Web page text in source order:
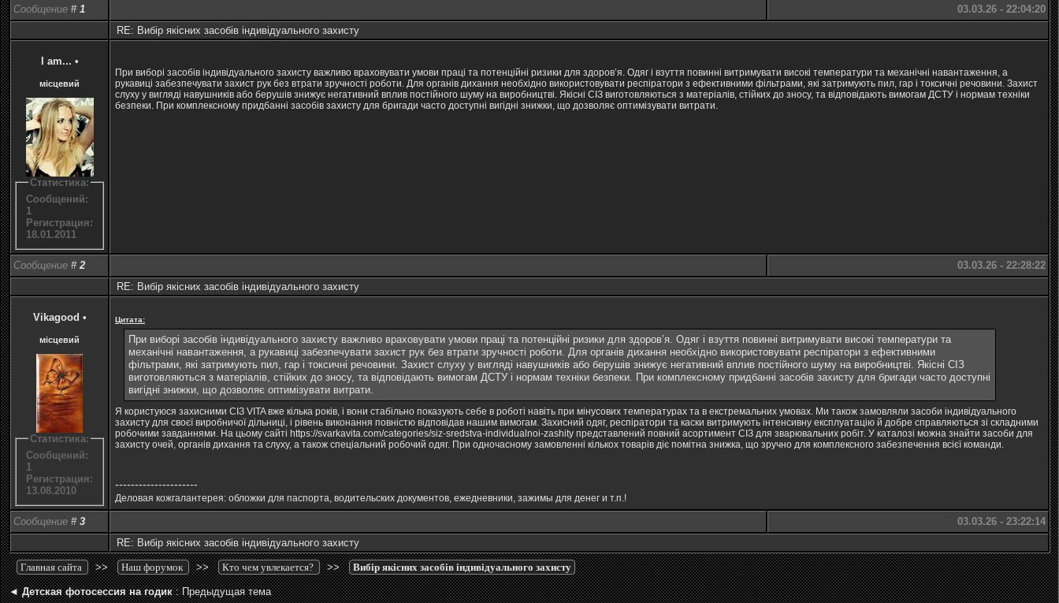
Сообщение # 1
03.03.26 - 22:04:20
RE: Вибір якісних засобів індивідуального захисту
I am... •
місцевий
Статистика:
Сообщений:
1
Регистрация:
18.01.2011
При виборі засобів індивідуального захисту важливо враховувати умови праці та потенційні ризики для здоров’я. Одяг і взуття повинні витримувати високі температури та механічні навантаження, а
рукавиці забезпечувати захист рук без втрати зручності роботи. Для органів дихання необхідно використовувати респіратори з ефективними фільтрами, які затримують пил, гар і токсичні речовини. Захист
слуху у вигляді навушників або берушів знижує негативний вплив постійного шуму на виробництві. Якісні СІЗ виготовляються з матеріалів, стійких до зносу, та відповідають вимогам ДСТУ і нормам техніки
безпеки. При комплексному придбанні засобів захисту для бригади часто доступні вигідні знижки, що дозволяє оптимізувати витрати.
Сообщение # 2
03.03.26 - 22:28:22
RE: Вибір якісних засобів індивідуального захисту
Vikagood •
місцевий
Статистика:
Сообщений:
1
Регистрация:
13.08.2010
Цитата:
При виборі засобів індивідуального захисту важливо враховувати умови праці та потенційні ризики для здоров’я. Одяг і взуття повинні витримувати високі температури та
механічні навантаження, а рукавиці забезпечувати захист рук без втрати зручності роботи. Для органів дихання необхідно використовувати респіратори з ефективними
фільтрами, які затримують пил, гар і токсичні речовини. Захист слуху у вигляді навушників або берушів знижує негативний вплив постійного шуму на виробництві. Якісні СІЗ
виготовляються з матеріалів, стійких до зносу, та відповідають вимогам ДСТУ і нормам техніки безпеки. При комплексному придбанні засобів захисту для бригади часто доступні
вигідні знижки, що дозволяє оптимізувати витрати.
Я користуюся захисними СІЗ VITA вже кілька років, і вони стабільно показують себе в роботі навіть при мінусових температурах та в екстремальних умовах. Ми також замовляли засоби індивідуального
захисту для своєї виробничої дільниці, і рівень виконання повністю відповідав нашим вимогам. Захисний одяг, респіратори та каски витримують інтенсивну експлуатацію й добре справляються зі складними
робочими завданнями. На цьому сайті https://svarkavita.com/categories/siz-sredstva-individualnoi-zashity представлений повний асортимент СІЗ для зварювальних робіт. У каталозі можна знайти засоби для
захисту очей, органів дихання та слуху, а також спеціальний робочий одяг. При одночасному замовленні кількох товарів діє помітна знижка, що зручно для комплексного забезпечення всієї команди.
---------------------
Деловая кожгалантерея: обложки для паспорта, водительских документов, ежедневники, зажимы для денег и т.п.!
Сообщение # 3
03.03.26 - 23:22:14
RE: Вибір якісних засобів індивідуального захисту
Главная сайта >> Наш форумок >> Кто чем увлекается? >> Вибір якісних засобів індивідуального захисту
◄Детская фотосессия на годик: Предыдущая тема